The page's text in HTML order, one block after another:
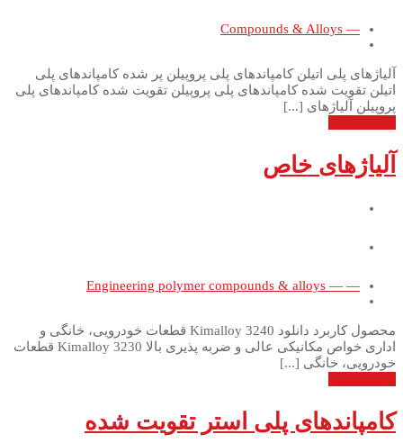
— Compounds & Alloys
آلیاژهای پلی اتیلن کامپاندهای پلی پروپیلن پر شده کامپاندهای پلی
اتیلن تقویت شده کامپاندهای پلی پروپیلن تقویت شده کامپاندهای پلی
پروپیلن آلیاژهای [...]
آلیاژهای خاص
— — Engineering polymer compounds & alloys
محصول کاربرد دانلود Kimalloy 3240 قطعات خودرویی، خانگی و
اداری خواص مکانیکی عالی و ضربه پذیری بالا Kimalloy 3230 قطعات
خودرویی، خانگی [...]
کامپاندهای پلی استر تقویت شده